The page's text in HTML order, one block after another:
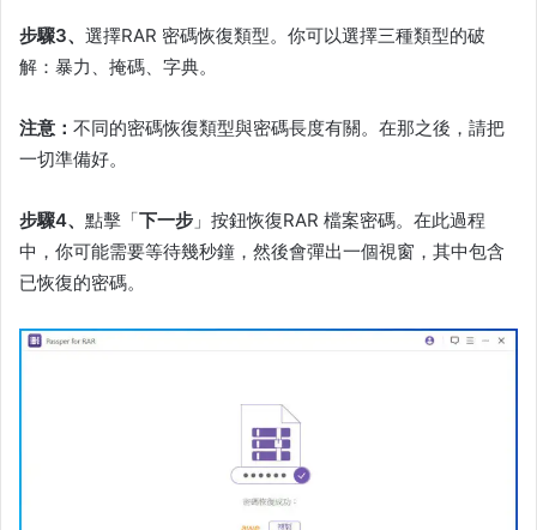
步驟3、 選擇RAR 密碼恢復類型。你可以選擇三種類型的破
解：暴力、掩碼、字典。
注意： 不同的密碼恢復類型與密碼長度有關。在那之後，請把
一切準備好。
步驟4、 點擊「下一步 」按鈕恢復RAR 檔案密碼。在此過程
中，你可能需要等待幾秒鐘，然後會彈出一個視窗，其中包含
已恢復的密碼。